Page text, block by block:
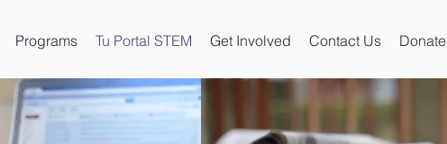
Programs Tu Portal STEM Get Involved Contact Us Donate